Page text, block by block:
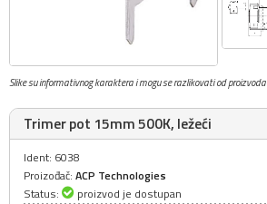
Slike su informativnog karaktera i mogu se razlikovati od proizvoda
Trimer pot 15mm 500K, ležeći
Ident: 6038
Proizođač: ACP Technologies
Status:
proizvod je dostupan